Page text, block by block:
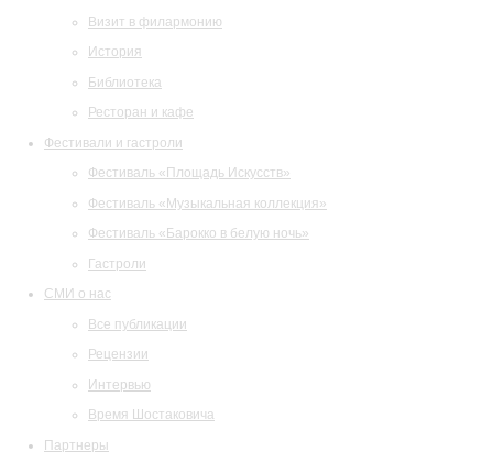
Визит в филармонию
История
Библиотека
Ресторан и кафе
Фестивали и гастроли
Фестиваль «Площадь Искусств»
Фестиваль «Музыкальная коллекция»
Фестиваль «Барокко в белую ночь»
Гастроли
СМИ о нас
Все публикации
Рецензии
Интервью
Время Шостаковича
Партнеры